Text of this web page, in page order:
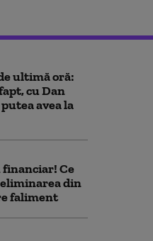
ultimă oră:
cu Dan
avea la
financiar! Ce
din
faliment